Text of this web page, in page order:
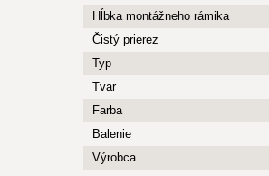
Hĺbka montážneho rámika
Čistý prierez
Typ
Tvar
Farba
Balenie
Výrobca